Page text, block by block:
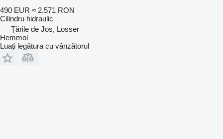
490 EUR ≈ 2.571 RON
Cilindru hidraulic
Țările de Jos, Losser
Hemmol
Luați legătura cu vânzătorul